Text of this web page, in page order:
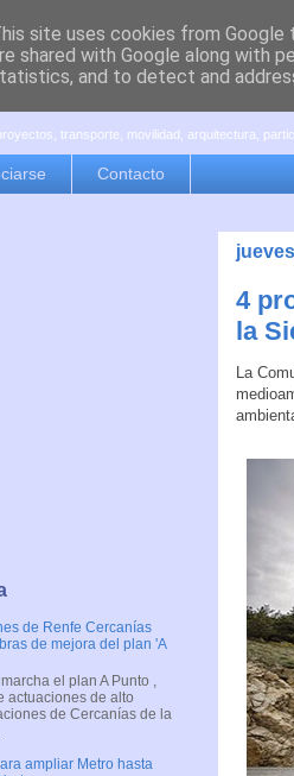
transporte, movilidad, arquitectura,
Contacto
4
la
La
de Renfe Cercanías
de mejora del plan 'A
el plan A Punto ,
actuaciones de alto
de Cercanías de la
ampliar Metro hasta
site uses cookies from Google
shared with Google along with
and to detect and